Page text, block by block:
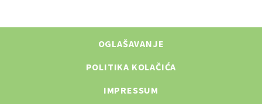
OGLAŠAVANJE
POLITIKA KOLAČIĆA
IMPRESSUM